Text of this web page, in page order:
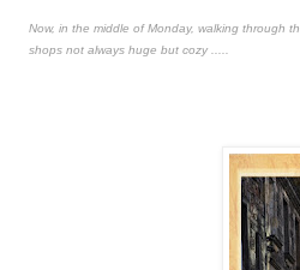
Now, in the middle of Monday, walking through
shops not always huge but cozy .....